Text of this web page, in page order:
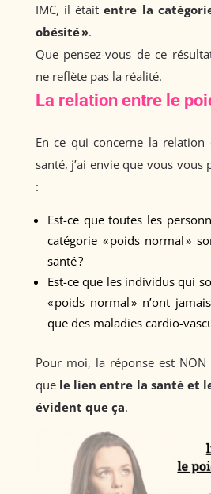
IMC, il étaitentre la
obésité ».
Que pensez-vous de ce
ne reflète pas la réalité.
La relation entre le
En ce qui concerne la
santé, j’ai envie que vous vous
:
Est-ce que toutes les
catégorie « poids normal »
santé ?
Est-ce que les individus qui
« poids normal » n’ont
que des maladies cardio-
Pour moi, la réponse est
que le lien entre la santé et
évident que ça.